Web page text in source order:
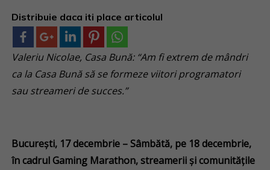
Distribuie daca iti place articolul
Valeriu Nicolae, Casa Bună: “Am fi extrem de mândri
ca la Casa Bună să se formeze viitori programatori
sau streameri de succes.”
București, 17 decembrie –Sâmbătă, pe 18 decembrie,
în cadrul Gaming Marathon, streamerii și comunitățile